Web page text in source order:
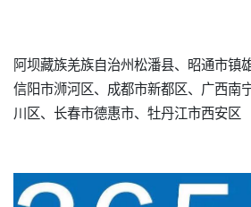
阿坝藏族羌族自治州松潘县、昭通市镇
信阳市浉河区、成都市新都区、广西南
川区、长春市德惠市、牡丹江市西安区